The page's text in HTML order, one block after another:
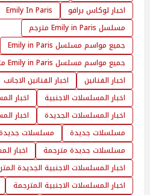
اخبار لوكاس برافو
Emily In Paris
مسلسل Emily in Paris مترجم
جميع مواسم مسلسل Emily in Paris
جميع مواسم مسلسل Emily in Paris مترجمة
اخبار الفنانين
اخبار الفنانين الاجانب
اخبار المسلسلات الاجنبية
اخبار
اخبار المسلسلات الجديدة
اخبار
مسلسلات جديدة
مسلسلات جديدة
مسلسلات جديدة مترجمة
اخبار
اخبار المسلسلات الاجنبية الجديدة
اخبار المسلسلات الاجنبية المترجمة